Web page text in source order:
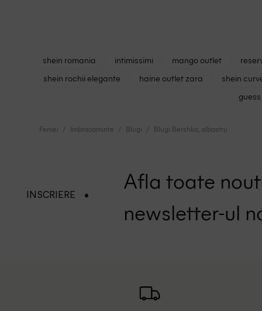
shein romania intimissimi mango outlet
shein rochii elegante
haine outlet zara
shein
Femei Imbracaminte Blugi Blugi Bershka, albastru
INSCRIERE
Afla toate
newsletter-ul